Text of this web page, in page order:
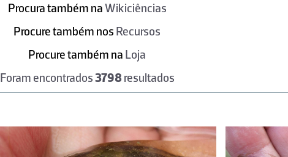
Procura também naWikiciências
Procure também nos Recursos
Procure também na Loja
Foram encontrados3798 resultados